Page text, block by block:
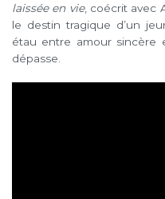
laissée en vie, coécrit avec
le destin tragique d’un
étau entre amour sincère
dépasse.